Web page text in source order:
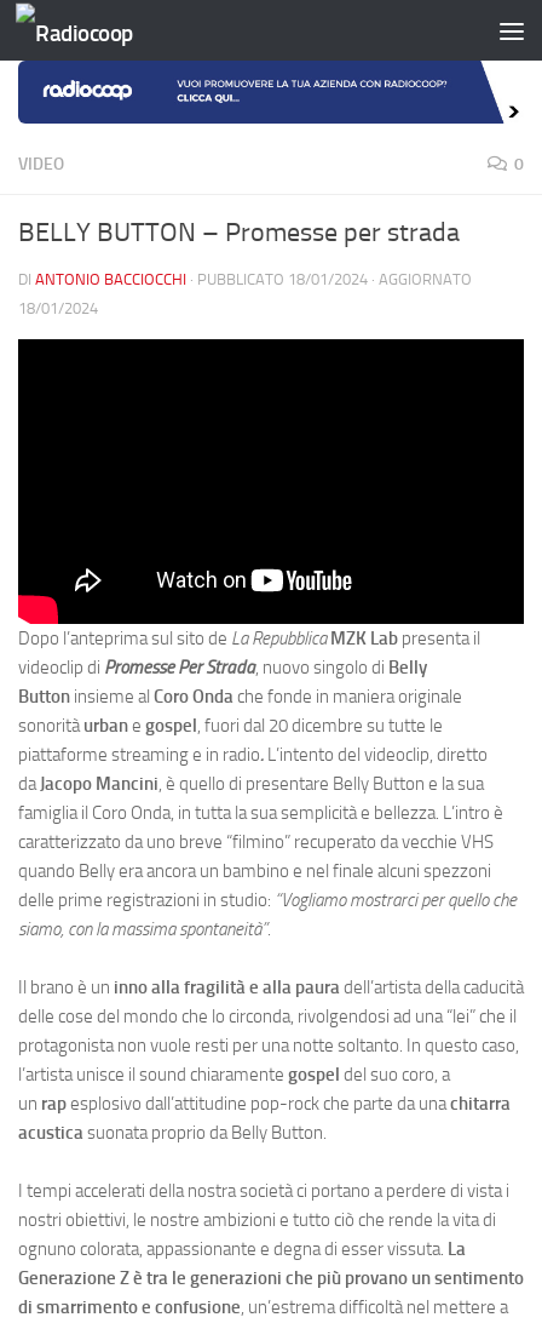
Salta al contenuto
VIDEO 0
BELLY BUTTON – Promesse per strada
DI ANTONIO BACCIOCCHI · PUBBLICATO 18/01/2024 · AGGIORNATO
18/01/2024
Dopo l’anteprima sul sito de La Repubblica MZK Lab presenta il
videoclip di Promesse Per Strada, nuovo singolo di Belly
Button insieme al Coro Ondache fonde in maniera originale
sonoritàurbane gospel, fuori dal 20 dicembre su tutte le
piattaforme streaming e in radio. L’intento del videoclip, diretto
daJacopo Mancini, è quello di presentare Belly Button e la sua
famiglia il Coro Onda, in tutta la sua semplicità e bellezza. L’intro è
caratterizzato da uno breve “filmino” recuperato da vecchie VHS
quando Belly era ancora un bambino e nel finale alcuni spezzoni
delle prime registrazioni in studio: “Vogliamo mostrarci per quello che
siamo, con la massima spontaneità”.
Il brano è un inno alla fragilità e alla pauradell’artista della caducità
delle cose del mondo che lo circonda, rivolgendosi ad una “lei” che il
protagonista non vuole resti per una notte soltanto. In questo caso,
l’artista unisce il sound chiaramente gospel del suo coro, a
un rapesplosivo dall’attitudine pop-rock che parte da unachitarra
acusticasuonata proprio da Belly Button.
I tempi accelerati della nostra società ci portano a perdere di vista i
nostri obiettivi, le nostre ambizioni e tutto ciò che rende la vita di
ognuno colorata, appassionante e degna di esser vissuta. La
Generazione Z è tra le generazioni che più provano un sentimento
di smarrimento e confusione, un’estrema difficoltà nel mettere a